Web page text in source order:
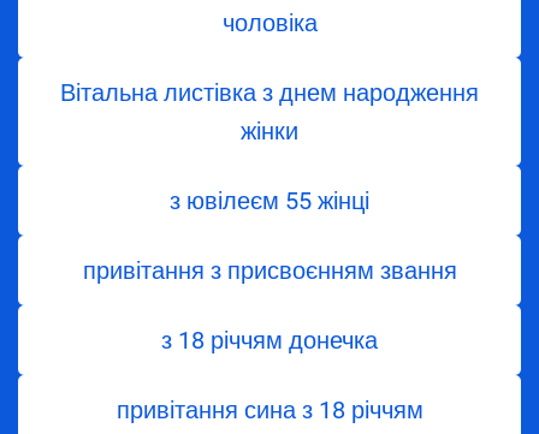
чоловіка
Вітальна листівка з днем народження
жінки
з ювілеєм 55 жінці
привітання з присвоєнням звання
з 18 річчям донечка
привітання сина з 18 річчям